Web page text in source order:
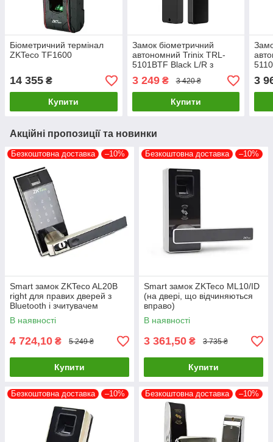
Біометричний термінал
ZKTeco TF1600
14 355 ₴
Купити
Замок біометричний
автономний Trinix TRL-
5101BTF Black L/R з
Bluetooth, зчитувачем
відбитків пальців і карт
Mifare (65-00079)
3 249₴ 3 420 ₴
Купити
3
Акційні пропозиції та новинки
Безкоштовна доставка –10%
Smart замок ZKTeco AL20B
right для правих дверей з
Bluetooth і зчитувачем
відбитку пальця
В наявності
4 724,10 ₴ 5 249 ₴
Купити
Безкоштовна доставка –10%
Smart замок ZKTeco ML10/ID
(на двері, що відчиняються
вправо)
В наявності
3 361,50 ₴ 3 735 ₴
Купити
Безкоштовна доставка –10% Безкоштовна доставка –10%